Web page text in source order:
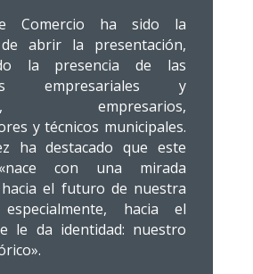
Comercio ha sido la
abrir la presentación,
la presencia de las
empresariales y
empresarios,
y técnicos municipales.
ha destacado que este
con una mirada
el futuro de nuestra
hacia el
le da identidad: nuestro